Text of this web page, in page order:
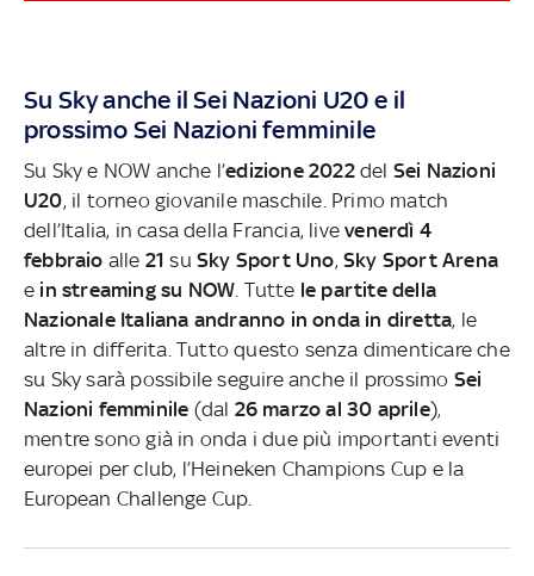
Su Sky anche il Sei Nazioni U20 e il
prossimo Sei Nazioni femminile
Su Sky e NOW anche l’edizione 2022del Sei Nazioni
U20, il torneo giovanile maschile. Primo match
dell’Italia, in casa della Francia, livevenerdì 4
febbraio alle 21 suSky Sport Uno,Sky Sport Arena
e in streaming su NOW . Tutte le partite della
Nazionale Italiana andranno in onda in diretta, le
altre in differita. Tutto questo senza dimenticare che
su Sky sarà possibile seguire anche il prossimo Sei
Nazioni femminile (dal 26 marzo al 30 aprile),
mentre sono già in onda i due più importanti eventi
europei per club, l’Heineken Champions Cup e la
European Challenge Cup.